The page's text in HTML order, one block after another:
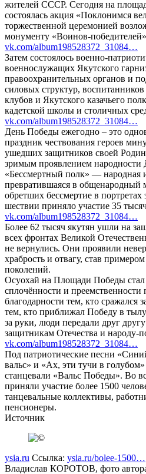
жителей СССР. Сегодня на
состоялась акция «Поклонимся
торжественной церемонией
монументу «Воинов-
vk.com/album198528372_31084…
Затем состоялось военно-
военнослужащих Якутского
правоохранительных органов и
силовых структур,
клубов и Якутского казачьего
кадетской школы и столичных
vk.com/album198528372_31084…
День Победы ежегодно – это
праздник чествования героев
ушедших защитников своей
зримым проявлением народности
«Бессмертный полк» — народная
превратившаяся в
обретших бессмертие в
шествии приняло участие 35
vk.com/album198528372_31084…
Более 62 тысяч якутян ушли на
всех фронтах Великой
не вернулись. Они проявили
храбрость и отвагу, став
поколений.
Осуохай на Площади Победы стал
сплочённости и
благодарности тем, кто сражался
тем, кто приближал Победу в
за руки, люди передали друг
защитникам Отечества и народу-
vk.com/album198528372_31084…
Под патриотические песни
вальс» и «Ах, эти тучи в
станцевали «Вальс Победы». Во
приняли участие более 1500
танцевальные коллективы,
пенсионеры.
Источник
ysia.ru Ссылка: ysia.ru/bolee-1500…
Владислав КОРОТОВ, фото